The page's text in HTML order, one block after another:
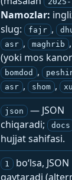
Namozlar:
slug:
fajr ,
asr , maghrib ,
(yoki mos
bomdod ,
asr , shom ,
json
— JSON
chiqaradi;
docs
hujjat sahifasi.
1
bo‘lsa, JSON
qaytaradi